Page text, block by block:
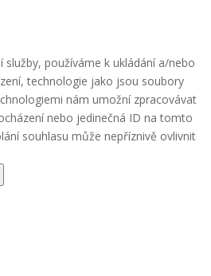
používáme k ukládání a/nebo
technologie jako jsou soubory
nám umožní zpracovávat
nebo jedinečná ID na tomto
souhlasu může nepříznivě ovlivnit